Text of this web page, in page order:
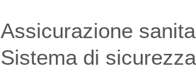
Assicurazione
Sistema di